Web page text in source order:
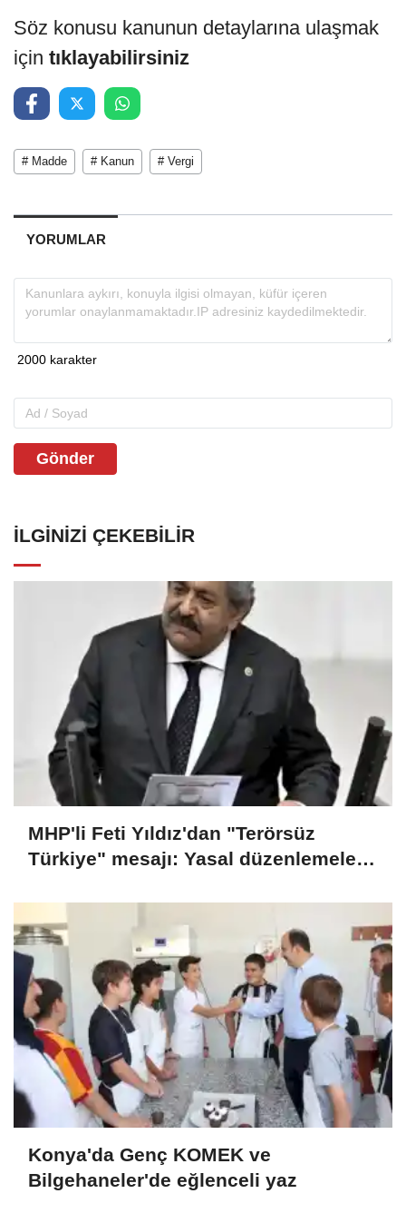
Söz konusu kanunun detaylarına ulaşmak
için tıklayabilirsiniz
# Madde # Kanun # Vergi
YORUMLAR
Gönder
İLGINIZI ÇEKEBILIR
MHP'li Feti Yıldız'dan "Terörsüz
Türkiye" mesajı: Yasal düzenlemeler
Konya'da Genç KOMEK ve
Bilgehaneler'de eğlenceli yaz